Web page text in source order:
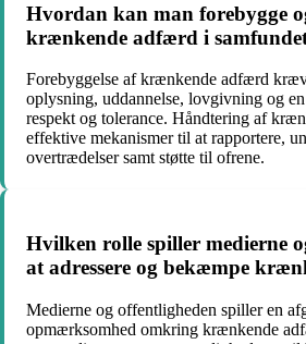
Hvordan kan man forebygge
krænkende adfærd i
Forebyggelse af krænkende adfærd
oplysning, uddannelse, lovgivning og
respekt og tolerance. Håndtering af
effektive mekanismer til at rapportere,
overtrædelser samt støtte til ofrene.
Hvilken rolle spiller medierne
at adressere og bekæmpe
Medierne og offentligheden spiller en
opmærksomhed omkring krænkende